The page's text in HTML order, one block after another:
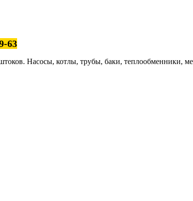
63
Насосы, котлы, трубы, баки, теплообменники,